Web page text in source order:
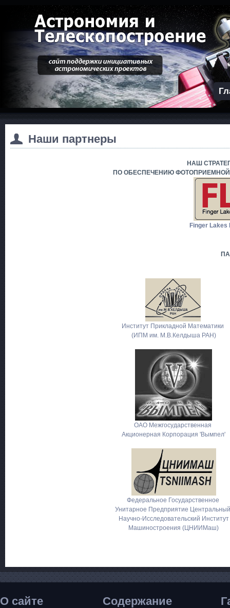
Наши партнеры
НАШ
ПО ОБЕСПЕЧЕНИЮ ФОТОПРИЕМНОЙ
Finger Lakes
Институт Прикладной Математики
(ИПМ им. М.В.Келдыша РАН)
ОАО Межгосударственная
Акционерная Корпорация 'Вымпел'
Федеральное Государственное
Унитарное Предприятие
Научно-Исследовательский Институт
Машиностроения (ЦНИИМаш)
О сайте Содержание